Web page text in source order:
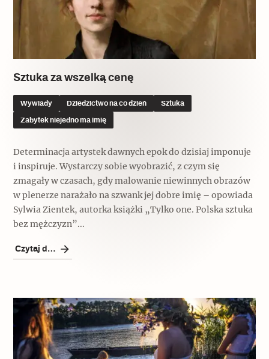
Sztuka za wszelką cenę
Wywiady Dziedzictwo na co dzień Sztuka
Zabytek niejedno ma imię
Determinacja artystek dawnych epok do dzisiaj imponuje
i inspiruje. Wystarczy sobie wyobrazić, z czym się
zmagały w czasach, gdy malowanie niewinnych obrazów
w plenerze narażało na szwank jej dobre imię – opowiada
Sylwia Zientek, autorka książki „Tylko one. Polska sztuka
bez mężczyzn”...
Czytaj dalej